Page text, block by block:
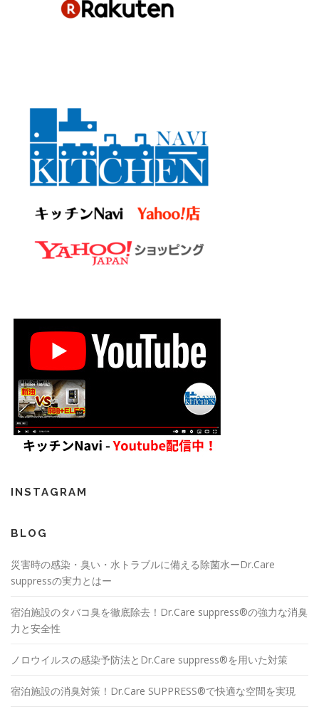
INSTAGRAM
BLOG
災害時の感染・臭い・水トラブルに備える除菌水ーDr.Care
suppressの実力とはー
宿泊施設のタバコ臭を徹底除去！Dr.Care suppress®の強力な消臭
力と安全性
ノロウイルスの感染予防法とDr.Care suppress®を用いた対策
宿泊施設の消臭対策！Dr.Care SUPPRESS®で快適な空間を実現